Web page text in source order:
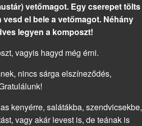
vetőmagot. Egy cserepet tölts
el bele a vetőmagot. Néhány
legyen a komposzt!
vagyis hagyd még érni.
nincs sárga elszíneződés,
kenyérre, salátákba, szendvicsekbe,
vagy akár levest is, de teának is